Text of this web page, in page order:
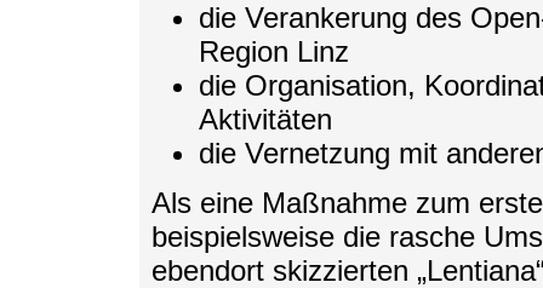
die Verankerung des
Region Linz
die Organisation,
Aktivitäten
die Vernetzung mit
Als eine Maßnahme zum
beispielsweise die rasche
ebendort skizzierten